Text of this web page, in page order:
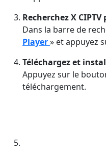
Recherchez X CIPTV
Dans la barre de
Player» et appuyez
Téléchargez et
Appuyez sur le
téléchargement.